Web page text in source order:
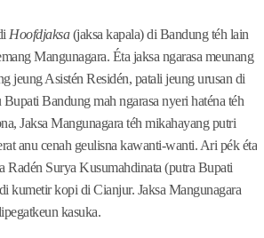
Hoofdjaksa(jaksa kapala) di Bandung téh lain
Mangunagara. Éta jaksa ngarasa meunang
jeung Asistén Residén, patali jeung urusan di
Bandung mah ngarasa nyeri haténa téh
Jaksa Mangunagara téh mikahayang putri
anu cenah geulisna kawanti-wanti. Ari pék éta
Radén Surya Kusumahdinata (putra Bupati
kumetir kopi di Cianjur. Jaksa Mangunagara
kasuka.